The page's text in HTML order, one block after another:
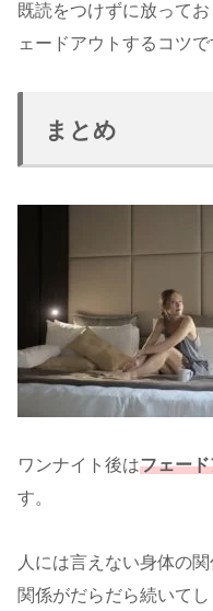
既読をつけずに放って
ェードアウトするコツで
まとめ
ワンナイト後はフェー
す。
人には言えない身体の
関係がだらだら続いて